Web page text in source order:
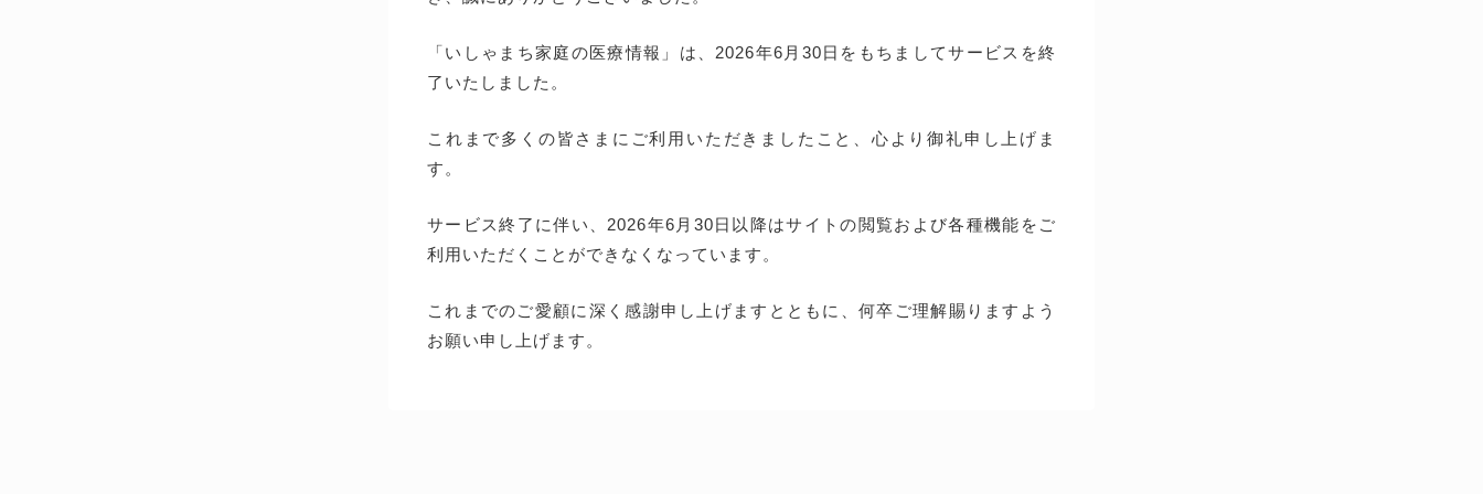
「いしゃまち家庭の医療情報」は、2026年6月30日をもちましてサービスを終
了いたしました。
これまで多くの皆さまにご利用いただきましたこと、心より御礼申し上げま
す。
サービス終了に伴い、2026年6月30日以降はサイトの閲覧および各種機能をご
利用いただくことができなくなっています。
これまでのご愛顧に深く感謝申し上げますとともに、何卒ご理解賜りますよう
お願い申し上げます。